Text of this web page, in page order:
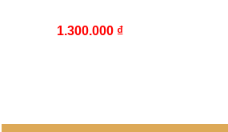
1.300.000 ₫